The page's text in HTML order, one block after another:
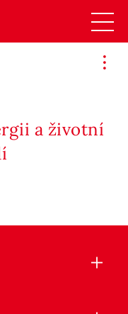
a životní